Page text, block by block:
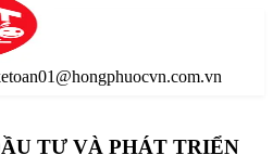
TƯ VÀ PHÁT TRIỂN